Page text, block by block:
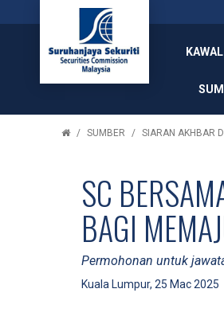
SUMBER SIARAN AKHBAR
SC
BAGI
Permohonan untuk
Kuala Lumpur, 25 Mac 2025